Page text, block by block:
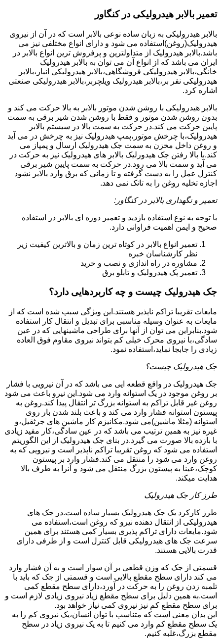
تعمیر بالابر هیدرولیکی در کنگاور
بالابر هیدرولیکی به زبان ساده نوعی بالابر است که در آن از نیروی
هیدرولیک(روغن)استفاده می شود و دارای انواع مختلفی نیز می
باشد.بالابر هیدرولیک از متداولترین و پرفروش ترین انواع بالابر در
ایران می باشد که از انواع آن می توان به بالابر هیدرولیک
خانگی،بالابر هیدرولیکی فروشگاهی،بالابر هیدرولیکی انبار،بالابر
هیدرولیکی نفر بر،بالابر هیدرولیک ویلچربر،بالابر هیدرولیکی صنعتی
اشاره کرد.
بالابر هیدرولیکی با روشن شدن موتور بالابر به بالا حرکت می کند و
بدون روشن شدن موتور و فقط با روشن شدن شیر برقی به سمت
پایین حرکت می کند.در حرکت به سمت بالا در سیستم بالابر
هیدرولیک،با چرخش موتور،پمپ هیدرولیک نیز به چرخش در می آید
و روغن داخل مخزن به سمت جک هیدرولیک ارسال و پمپاز می
کند.با بالا رفتن جک هیدورلیک بالابر های هیدرولیک نیز به حرکت در
می آید و سمت بالا می رود.در حرکت به سمت پایین شیر برقی
کنترل عمل را به دست گرفته و تا زمانی که برق وارد بالابر نشود
اجازه تخلیه روغن را به تانک نمی دهد.
تعمیر و نگهداری بالابر در کنگاور:
با توجه به نوع استفاده بازدید و تعمیر دوره ای بالابر در استفاده
صحیح و ایمن اهمیت فراوانی دارد.
تعمیر انواع بالابر در کوتاه ترین زمان و بالاترین کیفیت زیر
نظر کارشناسان خبره
مشاوره در راه اندازی و نصب و خرید
تعمیر پک هیدرولیک و تابلو برق
جک هیدرولیک چیست و چه کاربردهایی دارد؟
مایعات تقریبا تراکم ناپذیر هستند.این ویژگی سبب شده است که از
مایعات به عنوان وسیله مناسبی برای تبدیل و انتقال کار استفاده
شود.بنابراین می توان از آنها برای طراحی ماشینهایی که در عین
سادگی،با نیروی محرک خیلی کم بتواند نیروی مقاوم فوق العاده
زیادی را جابجا نماید،استفاده نمود.
جک هیدرولیک چیست؟
جک هیدرولیک در واقع قطعه ایی می باشد که در آن نیرویی با فشار
بر روغن موجود در یک استوانه وارد می شود.این نیرو باعث می شود
روغن غیر قابل تراکم به استوانه بزرگ تر انتقال پیدا کند.روغن به
پیستون استوانه فشار وارد می کند و باعث بلند شدن بار روی
استوانه (مثلا ماشین)می شود.مکانیزم کار ماشین های جرثقیل،و
غیره نیز به همین ترتیب می باشد که در عین سادگی،کار مفید زیادی
با بازده بالا صورت می گیرد.در بنای جک هیدرولیک از این الگوریتم
استفاده می شود که روغن تقریبا تراکم ناپذیر است و نیرویی که به
روغن وارد می شود را منتقل می کند.فشار وارد بر پیستون
کوچک،عینا به پیستون بزرگ منتقل می شود و آنرا به طرف بالا
هدایت میکند.
طرز کار جک هیدرولیک
طرز کارکرد یک جک هیدرولیک بسیار ساده است.در جک های
هیدرولیکی از انتقال دهنده نیرو که روغن است،استفاده می
شود.مایعات دارای تراکم پذیری بسیار کمی هستند برای همین
سرعت جک های هیدرولیکی قابل کنترل است و از طرفی دارای
قدرت بالایی هستند.
قسمتی از جک که وزن قطعی بر آن سوار است و به آن فشار وارد
می کند دارای سطح مقطع بالایی است و قسمتی از جک که باید با
تلمبه زدن روغن را به حرکت در آورد،دارای سطح مقطع کمی
است.به همین دلیل برای سطح مقطع زیاد نیروی زیادی لازم است و
برای سطح مقطع کم نیز نیروی کمی نیاز خواهد بود.
این بدان معنی است که متناسب با توان انسان،یک نیروی کم را به
یک سطح مقطع کم وارد می کنیم تا به یک نیروی زیاد در سطح
مقطع بزرگ،غلبه کنیم.